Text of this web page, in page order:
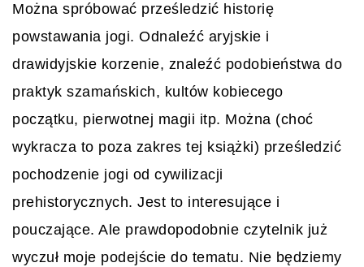
Można spróbować prześledzić historię
powstawania jogi. Odnaleźć aryjskie i
drawidyjskie korzenie, znaleźć podobieństwa do
praktyk szamańskich, kultów kobiecego
początku, pierwotnej magii itp. Można (choć
wykracza to poza zakres tej książki) prześledzić
pochodzenie jogi od cywilizacji
prehistorycznych. Jest to interesujące i
pouczające. Ale prawdopodobnie czytelnik już
wyczuł moje podejście do tematu. Nie będziemy